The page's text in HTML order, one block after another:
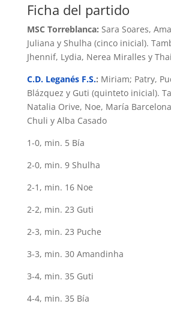
Ficha del partido
MSC Torreblanca: Sara Soares,
Juliana y Shulha (cinco inicial).
Jhennif, Lydia, Nerea Miralles y
C.D. Leganés F.S.: Miriam; Patry,
Blázquez y Guti (quinteto inicial).
Natalia Orive, Noe, María
Chuli y Alba Casado
1-0, min. 5 Bía
2-0, min. 9 Shulha
2-1, min. 16 Noe
2-2, min. 23 Guti
2-3, min. 23 Puche
3-3, min. 30 Amandinha
3-4, min. 35 Guti
4-4, min. 35 Bía